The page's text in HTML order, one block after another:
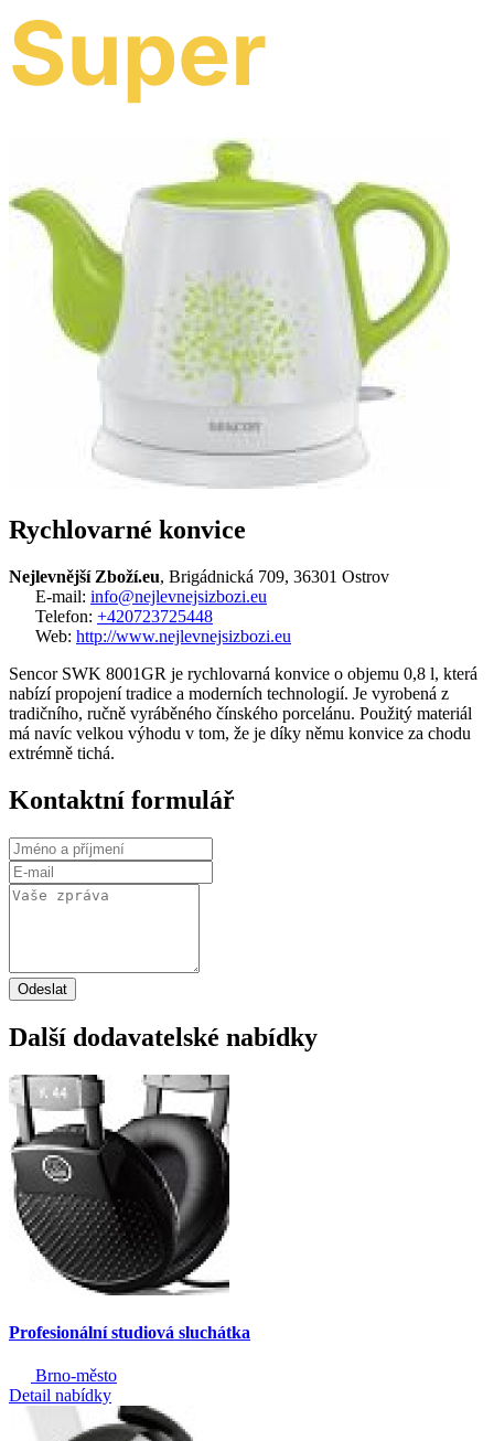
Rychlovarné konvice
Nejlevnější Zboží.eu, Brigádnická 709, 36301 Ostrov
E-mail: info@nejlevnejsizbozi.eu
Telefon: +420723725448
Web: http://www.nejlevnejsizbozi.eu
Sencor SWK 8001GR je rychlovarná konvice o objemu 0,8 l, která
nabízí propojení tradice a moderních technologií. Je vyrobená z
tradičního, ručně vyráběného čínského porcelánu. Použitý materiál
má navíc velkou výhodu v tom, že je díky němu konvice za chodu
extrémně tichá.
Kontaktní formulář
Odeslat
Další dodavatelské nabídky
Profesionální studiová sluchátka
Brno-město
Detail nabídky